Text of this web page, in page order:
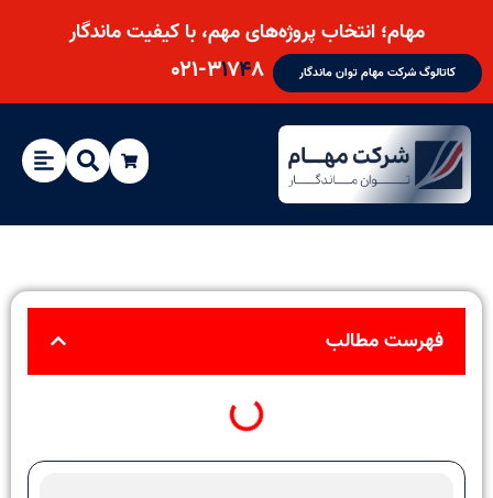
مهام؛ انتخاب پروژه‌های مهم، با کیفیت ماندگار
کاتالوگ شرکت مهام توان ماندگار ۰۲۱-۳۱۷۴۸
فهرست مطالب